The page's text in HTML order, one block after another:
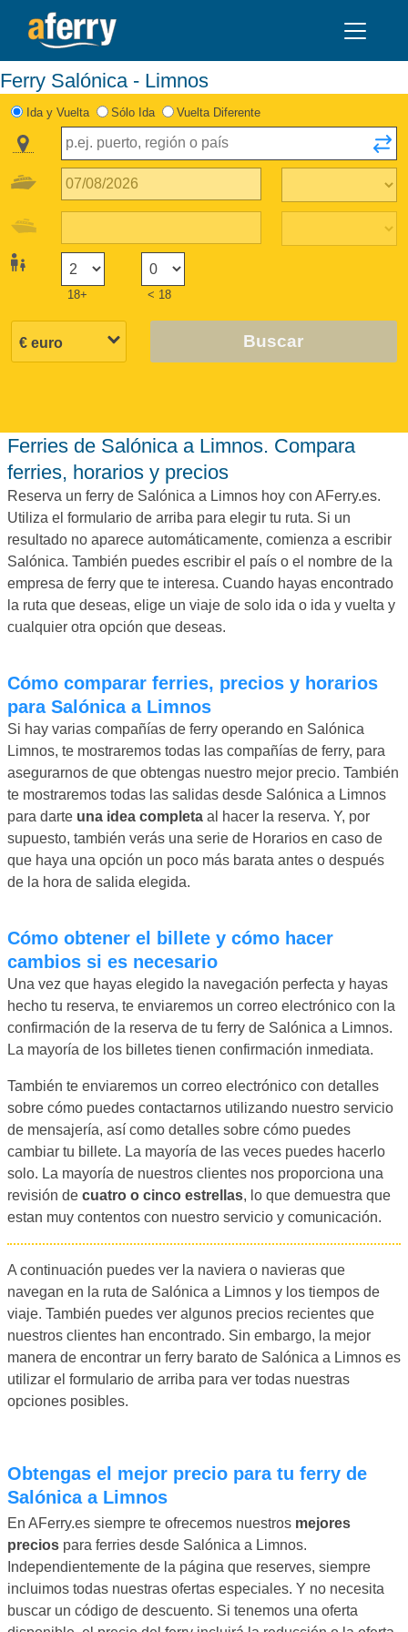
Ferry Salónica - Limnos
Ida y Vuelta Sólo Ida Vuelta Diferente
18+ < 18
Buscar
Ferries de Salónica a Limnos. Compara
ferries, horarios y precios
Reserva un ferry de Salónica a Limnos hoy con AFerry.es.
Utiliza el formulario de arriba para elegir tu ruta. Si un
resultado no aparece automáticamente, comienza a escribir
Salónica. También puedes escribir el país o el nombre de la
empresa de ferry que te interesa. Cuando hayas encontrado
la ruta que deseas, elige un viaje de solo ida o ida y vuelta y
cualquier otra opción que deseas.
Cómo comparar ferries, precios y horarios
para Salónica a Limnos
Si hay varias compañías de ferry operando en Salónica
Limnos, te mostraremos todas las compañías de ferry, para
asegurarnos de que obtengas nuestro mejor precio. También
te mostraremos todas las salidas desde Salónica a Limnos
para darte una idea completa al hacer la reserva. Y, por
supuesto, también verás una serie de Horarios en caso de
que haya una opción un poco más barata antes o después
de la hora de salida elegida.
Cómo obtener el billete y cómo hacer
cambios si es necesario
Una vez que hayas elegido la navegación perfecta y hayas
hecho tu reserva, te enviaremos un correo electrónico con la
confirmación de la reserva de tu ferry de Salónica a Limnos.
La mayoría de los billetes tienen confirmación inmediata.
También te enviaremos un correo electrónico con detalles
sobre cómo puedes contactarnos utilizando nuestro servicio
de mensajería, así como detalles sobre cómo puedes
cambiar tu billete. La mayoría de las veces puedes hacerlo
solo. La mayoría de nuestros clientes nos proporciona una
revisión de cuatro o cinco estrellas, lo que demuestra que
estan muy contentos con nuestro servicio y comunicación.
A continuación puedes ver la naviera o navieras que
navegan en la ruta de Salónica a Limnos y los tiempos de
viaje. También puedes ver algunos precios recientes que
nuestros clientes han encontrado. Sin embargo, la mejor
manera de encontrar un ferry barato de Salónica a Limnos es
utilizar el formulario de arriba para ver todas nuestras
opciones posibles.
Obtengas el mejor precio para tu ferry de
Salónica a Limnos
En AFerry.es siempre te ofrecemos nuestros mejores
precios para ferries desde Salónica a Limnos.
Independientemente de la página que reserves, siempre
incluimos todas nuestras ofertas especiales. Y no necesita
buscar un código de descuento. Si tenemos una oferta